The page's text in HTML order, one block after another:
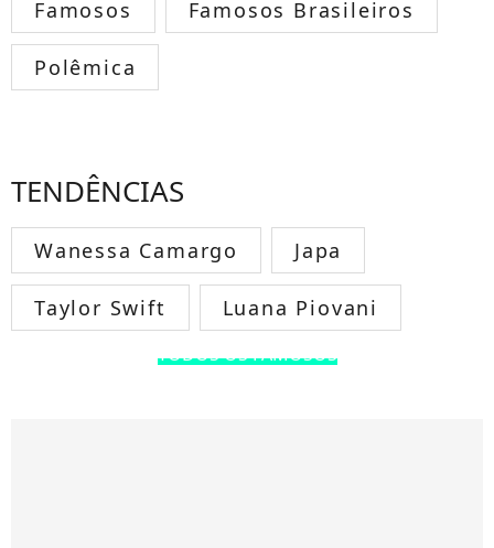
Famosos Famosos Brasileiros
Polêmica
TENDÊNCIAS
Wanessa Camargo Japa
Taylor Swift Luana Piovani
TODOS OS FAMOSOS